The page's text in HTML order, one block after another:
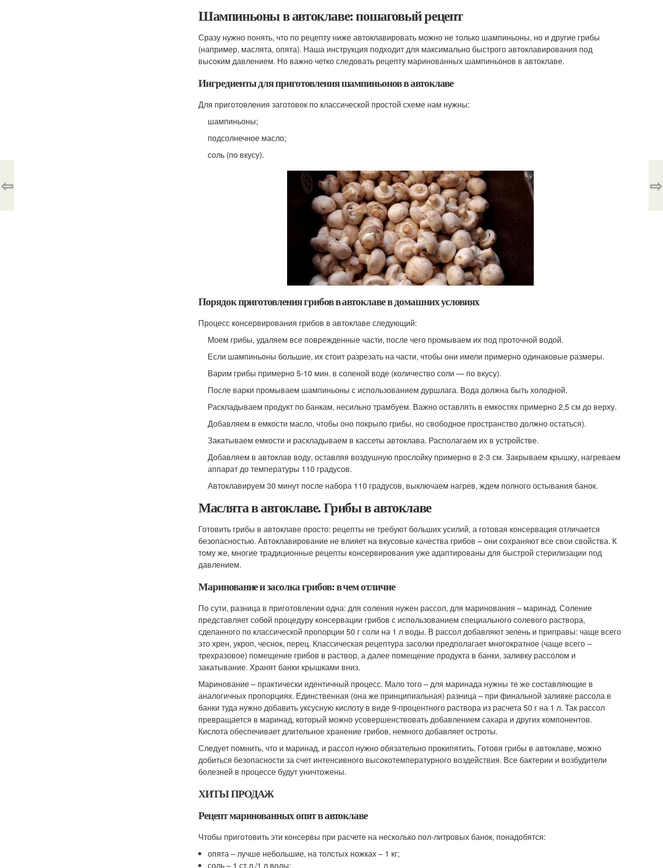
Шампиньоны в автоклаве: пошаговый рецепт
Сразу нужно понять, что по рецепту ниже автоклавировать можно не только шампиньоны, но и другие грибы
(например, маслята, опята). Наша инструкция подходит для максимально быстрого автоклавирования под
высоким давлением. Но важно четко следовать рецепту маринованных шампиньонов в автоклаве.
Ингредиенты для приготовления шампиньонов в автоклаве
Для приготовления заготовок по классической простой схеме нам нужны:
шампиньоны;
подсолнечное масло;
соль (по вкусу).
Порядок приготовления грибов в автоклаве в домашних условиях
Процесс консервирования грибов в автоклаве следующий:
Моем грибы, удаляем все поврежденные части, после чего промываем их под проточной водой.
Если шампиньоны большие, их стоит разрезать на части, чтобы они имели примерно одинаковые размеры.
Варим грибы примерно 5-10 мин. в соленой воде (количество соли — по вкусу).
После варки промываем шампиньоны с использованием дуршлага. Вода должна быть холодной.
Раскладываем продукт по банкам, несильно трамбуем. Важно оставлять в емкостях примерно 2,5 см до верху.
Добавляем в емкости масло, чтобы оно покрыло грибы, но свободное пространство должно остаться).
Закатываем емкости и раскладываем в кассеты автоклава. Располагаем их в устройстве.
Добавляем в автоклав воду, оставляя воздушную прослойку примерно в 2-3 см. Закрываем крышку, нагреваем
аппарат до температуры 110 градусов.
Автоклавируем 30 минут после набора 110 градусов, выключаем нагрев, ждем полного остывания банок.
Маслята в автоклаве. Грибы в автоклаве
Готовить грибы в автоклаве просто: рецепты не требуют больших усилий, а готовая консервация отличается
безопасностью. Автоклавирование не влияет на вкусовые качества грибов – они сохраняют все свои свойства. К
тому же, многие традиционные рецепты консервирования уже адаптированы для быстрой стерилизации под
давлением.
Маринование и засолка грибов: в чем отличие
По сути, разница в приготовлении одна: для соления нужен рассол, для маринования – маринад. Соление
представляет собой процедуру консервации грибов с использованием специального солевого раствора,
сделанного по классической пропорции 50 г соли на 1 л воды. В рассол добавляют зелень и приправы: чаще всего
это хрен, укроп, чеснок, перец. Классическая рецептура засолки предполагает многократное (чаще всего –
трехразовое) помещение грибов в раствор, а далее помещение продукта в банки, заливку рассолом и
закатывание. Хранят банки крышками вниз.
Маринование – практически идентичный процесс. Мало того – для маринада нужны те же составляющие в
аналогичных пропорциях. Единственная (она же принципиальная) разница – при финальной заливке рассола в
банки туда нужно добавить уксусную кислоту в виде 9-процентного раствора из расчета 50 г на 1 л. Так рассол
превращается в маринад, который можно усовершенствовать добавлением сахара и других компонентов.
Кислота обеспечивает длительное хранение грибов, немного добавляет остроты.
Следует помнить, что и маринад, и рассол нужно обязательно прокипятить. Готовя грибы в автоклаве, можно
добиться безопасности за счет интенсивного высокотемпературного воздействия. Все бактерии и возбудители
болезней в процессе будут уничтожены.
ХИТЫ ПРОДАЖ
Рецепт маринованных опят в автоклаве
Чтобы приготовить эти консервы при расчете на несколько пол-литровых банок, понадобятся:
опята – лучше небольшие, на толстых ножках – 1 кг;
соль – 1 ст.л./1 л воды;
⇦ ⇨